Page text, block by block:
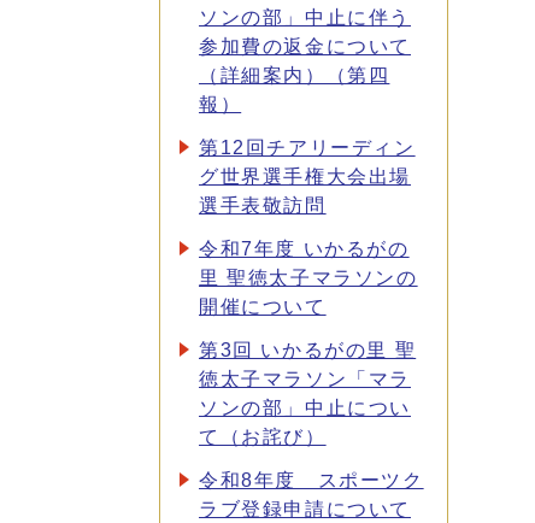
ソンの部」中止に伴う
参加費の返金について
（詳細案内）（第四
報）
第12回チアリーディン
グ世界選手権大会出場
選手表敬訪問
令和7年度 いかるがの
里 聖徳太子マラソンの
開催について
第3回 いかるがの里 聖
徳太子マラソン「マラ
ソンの部」中止につい
て（お詫び）
令和8年度 スポーツク
ラブ登録申請について